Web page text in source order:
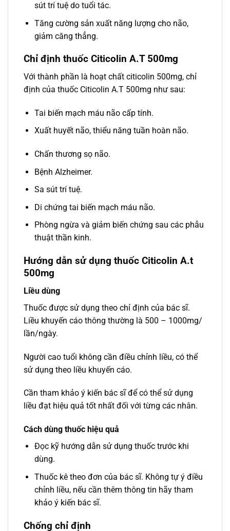
sút trí tuệ do tuổi tác.
Tăng cường sản xuất năng lượng cho não,
giảm căng thẳng.
Chỉ định thuốc Citicolin A.T 500mg
Với thành phần là hoạt chất citicolin 500mg, chỉ
định của thuốc Citicolin A.T 500mg như sau:
Tai biến mạch máu não cấp tính.
Xuất huyết não, thiểu năng tuần hoàn não.
Chấn thương sọ não.
Bệnh Alzheimer.
Sa sút trí tuệ.
Di chứng tai biến mạch máu não.
Phòng ngừa và giảm biến chứng sau các phẫu
thuật thần kinh.
Hướng dẫn sử dụng thuốc Citicolin A.t
500mg
Liều dùng
Thuốc được sử dụng theo chỉ định của bác sĩ.
Liều khuyến cáo thông thường là 500 – 1000mg/
lần/ngày.
Người cao tuổi không cần điều chỉnh liều, có thể
sử dụng theo liều khuyến cáo.
Cần tham khảo ý kiến bác sĩ để có thể sử dụng
liều đạt hiệu quả tốt nhất đối với từng các nhân.
Cách dùng thuốc hiệu quả
Đọc kỹ hướng dẫn sử dụng thuốc trước khi
dùng.
Thuốc kê theo đơn của bác sĩ. Không tự ý điều
chỉnh liều, nếu cần thêm thông tin hãy tham
khảo ý kiến bác sĩ.
Chống chỉ định